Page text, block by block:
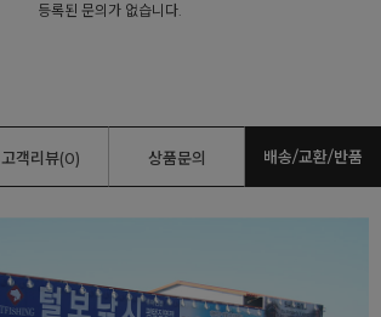
등록된 문의가 없습니다.
고객리뷰(0) 상품문의 배송/교환/반품